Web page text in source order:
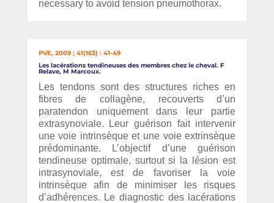
necessary to avoid tension pneumothorax.
PVE, 2009 ; 41(163) : 41-49
Les lacérations tendineuses des membres chez le cheval. F
Relave, M Marcoux.
Les tendons sont des structures riches en
fibres de collagène, recouverts d’un
paratendon uniquement dans leur partie
extrasynoviale. Leur guérison fait intervenir
une voie intrinsèque et une voie extrinsèque
prédominante. L’objectif d’une guérison
tendineuse optimale, surtout si la lésion est
intrasynoviale, est de favoriser la voie
intrinsèque afin de minimiser les risques
d’adhérences. Le diagnostic des lacérations